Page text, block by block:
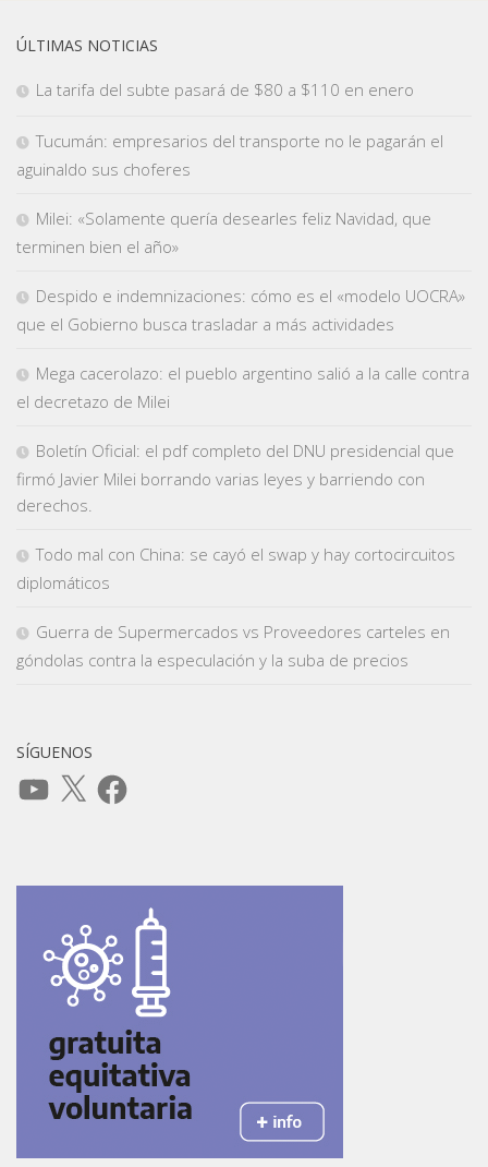
ÚLTIMAS NOTICIAS
La tarifa del subte pasará de $80 a $110 en enero
Tucumán: empresarios del transporte no le pagarán el
aguinaldo sus choferes
Milei: «Solamente quería desearles feliz Navidad, que
terminen bien el año»
Despido e indemnizaciones: cómo es el «modelo UOCRA»
que el Gobierno busca trasladar a más actividades
Mega cacerolazo: el pueblo argentino salió a la calle contra
el decretazo de Milei
Boletín Oficial: el pdf completo del DNU presidencial que
firmó Javier Milei borrando varias leyes y barriendo con
derechos.
Todo mal con China: se cayó el swap y hay cortocircuitos
diplomáticos
Guerra de Supermercados vs Proveedores carteles en
góndolas contra la especulación y la suba de precios
SÍGUENOS
YouTube
X Facebook